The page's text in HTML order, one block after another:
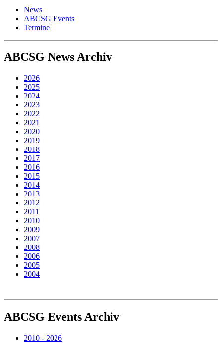
News
ABCSG Events
Termine
ABCSG News Archiv
2026
2025
2024
2023
2022
2021
2020
2019
2018
2017
2016
2015
2014
2013
2012
2011
2010
2009
2007
2008
2006
2005
2004
ABCSG Events Archiv
2010 - 2026